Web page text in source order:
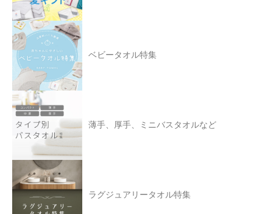
ベビータオル特集
薄手、厚手、ミニバスタオルなど
ラグジュアリータオル特集